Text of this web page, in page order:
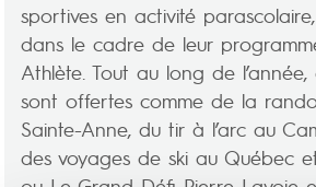
sportives en activité parascolaire,
dans le cadre de leur
Athlète. Tout au long de l’année,
sont offertes comme de la
Sainte-Anne, du tir à l’arc au
des voyages de ski au Québec